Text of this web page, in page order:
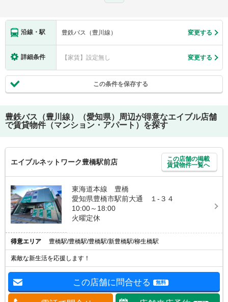
沿線・駅 豊鉄バス（豊川線） 変更する
詳細条件 【家賃】設定無し 変更する
この条件を保存する
豊鉄バス（豊川線）（愛知県）
周辺が得意なエイブル店舗
で賃貸物件（マンション・アパート）を探す
エイブルネットワーク豊橋駅前店
この店舗の掲載
賃貸物件一覧へ
東海道本線 豊橋
愛知県豊橋市駅前大通 １-３４
10:00～18:00
火曜定休
得意エリア 豊橋駅/豊橋駅/豊橋駅/新豊橋駅/柳生橋駅
素敵な新生活を応援します！
この店舗に問合せる 無料